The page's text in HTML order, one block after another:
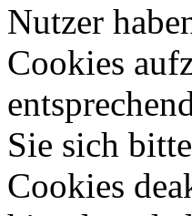
Nutzer
Cookies
Sie sich
Cookies